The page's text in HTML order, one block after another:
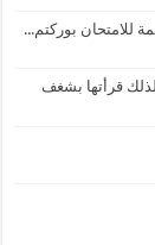
للامتحان بوركتم...
قرأتها بشغف